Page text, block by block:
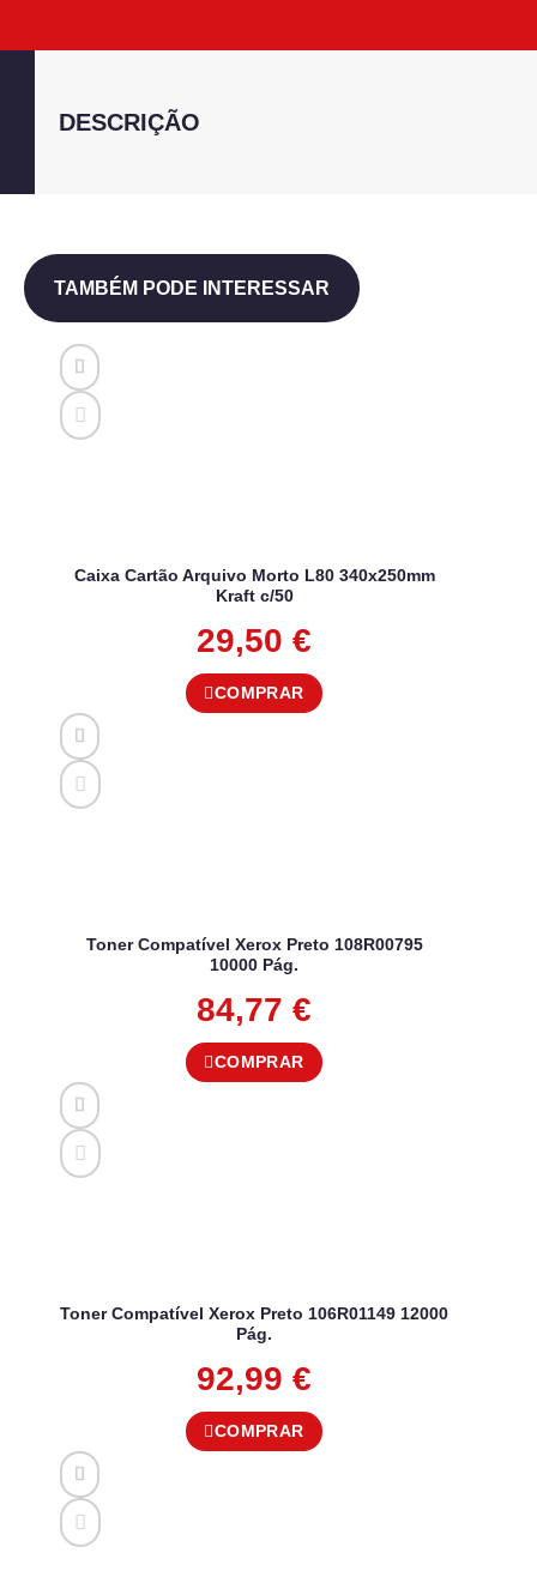
DESCRIÇÃO
TAMBÉM PODE INTERESSAR
Caixa Cartão Arquivo Morto L80 340x250mm
Kraft c/50
29,50 €
COMPRAR
Toner Compatível Xerox Preto 108R00795
10000 Pág.
84,77 €
COMPRAR
Toner Compatível Xerox Preto 106R01149 12000
Pág.
92,99 €
COMPRAR